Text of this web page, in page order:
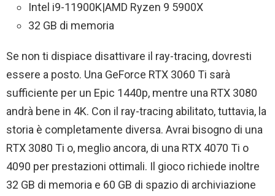
Intel i9-11900K|AMD Ryzen 9 5900X
32 GB di memoria
Se non ti dispiace disattivare il ray-tracing, dovresti
essere a posto. Una GeForce RTX 3060 Ti sarà
sufficiente per un Epic 1440p, mentre una RTX 3080
andrà bene in 4K. Con il ray-tracing abilitato, tuttavia, la
storia è completamente diversa. Avrai bisogno di una
RTX 3080 Ti o, meglio ancora, di una RTX 4070 Ti o
4090 per prestazioni ottimali. Il gioco richiede inoltre
32 GB di memoria e 60 GB di spazio di archiviazione